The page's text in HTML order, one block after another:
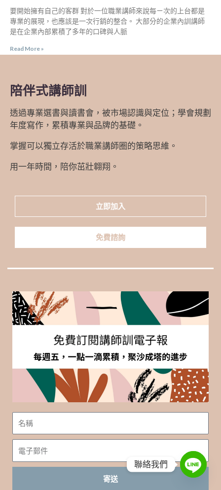
要開始擁有自己的客群 對於一位職業講師來說每ㄧ次的上台都是
專業的展現，也應該是一次行銷的整合。 大部分的企業內訓講師
是在企業內部累積了多年的口碑與人脈
Read More »
陪伴式講師訓
透過專業選書與讀書會，被市場認識與定位；學會規劃
年度寫作，累積專業與品牌的基礎。
掌握可以獨立存活於職業講師圈的策略思維。
用一年時間，陪你茁壯翱翔。
立即加入
免費諮詢
電
子
郵
寄送
聯絡我們